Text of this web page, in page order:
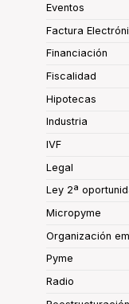
Eventos
Factura
Financiación
Fiscalidad
Hipotecas
Industria
IVF
Legal
Ley 2ª
Micropyme
Organización
Pyme
Radio